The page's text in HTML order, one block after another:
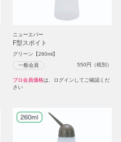
ニューエバー
F型スポイト
グリーン【260ml】
一般会員 550円（税別）
プロ会員価格は、ログインしてご確認くだ
さい